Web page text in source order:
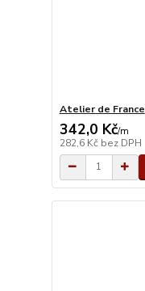
Atelier de France
342,0 Kč/m
282,6 Kč bez DPH